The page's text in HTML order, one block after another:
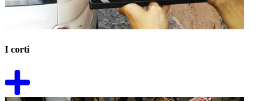
I corti